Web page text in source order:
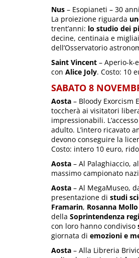
Nus – Esopianeti – 30
La proiezione riguarda
trent’anni: lo studio dei
decine, centinaia e
dell’Osservatorio
Saint Vincent – Aperio-k-
con Alice Joly. Costo: 10
SABATO 8
Aosta – Bloody Exorcism
toccherà ai visitatori
impressionabili.
adulto. L’intero ricavato
devono conseguire la
Costo: intero 10 euro,
Aosta – Al Palaghiaccio,
massimo campionato
Aosta – Al MegaMuseo,
presentazione di studi
Framarin, Rosanna Mollo
della Soprintendenza
con loro hanno condiviso
giornata di emozioni e
Aosta – Alla Libreria